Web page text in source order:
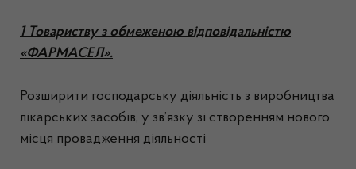
1 Товариству з обмеженою відповідальністю
«ФАРМАСЕЛ».
Розширити господарську діяльність з виробництва
лікарських засобів, у зв’язку зі створенням нового
місця провадження діяльності